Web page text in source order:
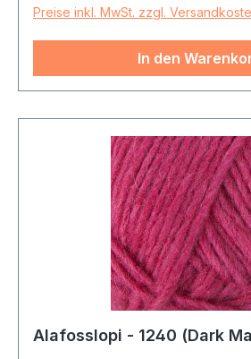
Preise inkl. MwSt. zzgl.
In den
Alafosslopi - 1240 (Dark